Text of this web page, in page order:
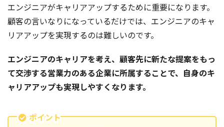
エンジニアがキャリアアップするために重要になります。
顧客の言いなりになっているだけでは、エンジニアのキャ
リアアップを実現するのは難しいのです。
エンジニアのキャリアを考え、顧客先に新たな提案をもっ
て交渉する営業力のある企業に所属することで、自身のキ
ャリアアップも実現しやすくなります。
ポイント